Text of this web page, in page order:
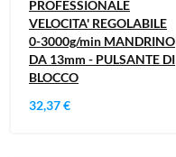
PROFESSIONALE
VELOCITA' REGOLABILE
0-3000g/min MANDRINO
DA 13mm - PULSANTE DI
BLOCCO
32,37 €